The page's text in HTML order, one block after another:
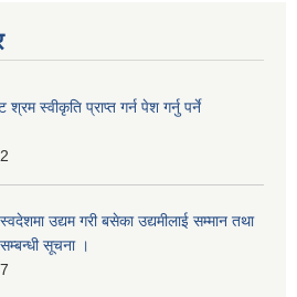
श्रम स्वीकृति प्राप्त गर्न पेश गर्नु पर्ने
उद्यम गरी बसेका उद्यमीलाई सम्मान तथा
सूचना ।